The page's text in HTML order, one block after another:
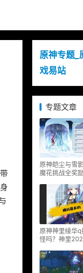
原神专题_
戏易站
专题文章
原神皑尘与雪
魔花挑战全奖
原神神里绫华q
怪吗？神里